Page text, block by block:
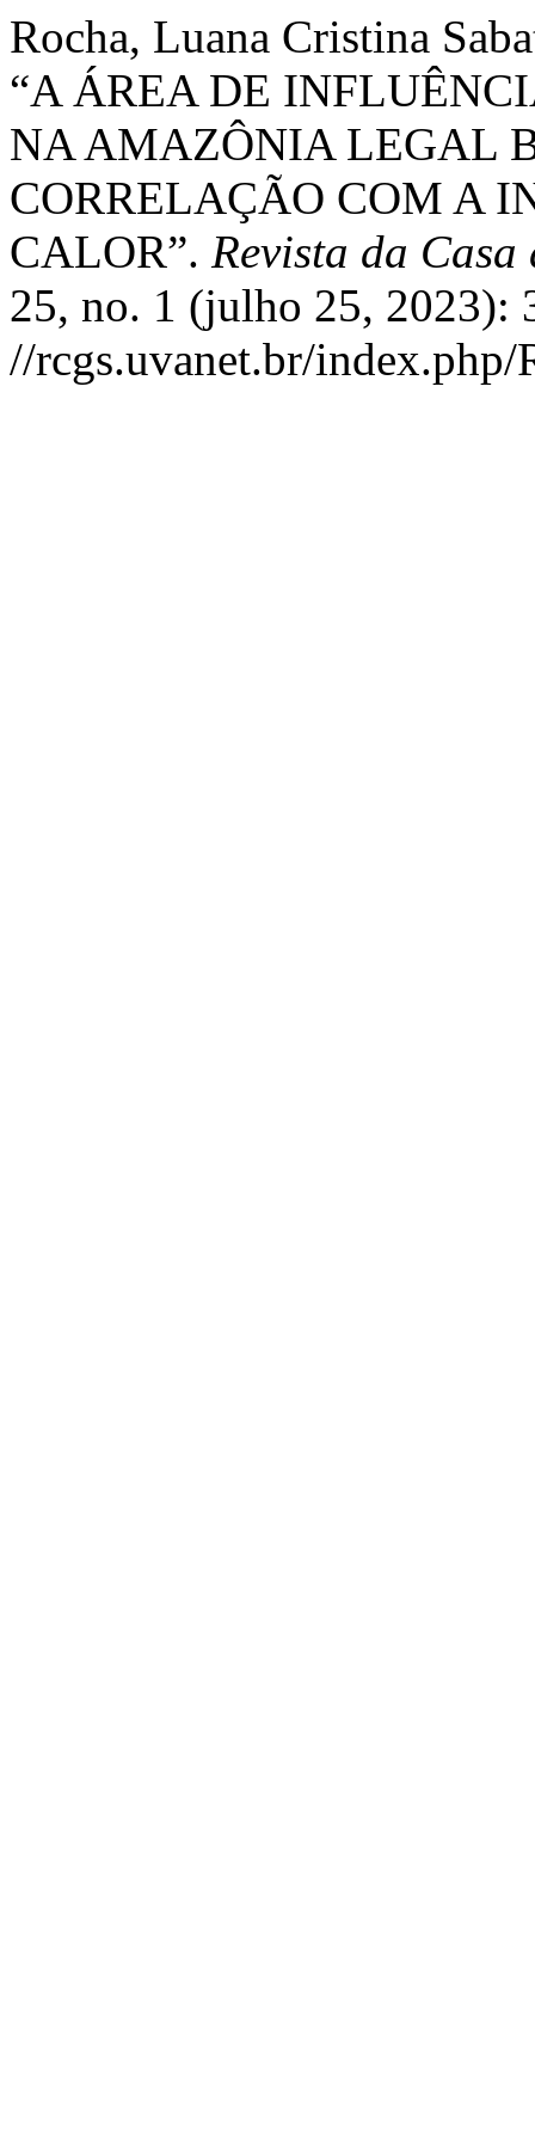
Rocha, Luana Cristina
“A ÁREA DE
NA AMAZÔNIA LEGAL
CORRELAÇÃO COM A
CALOR”. Revista da
25, no. 1 (julho 25, 2023):
//rcgs.uvanet.br/